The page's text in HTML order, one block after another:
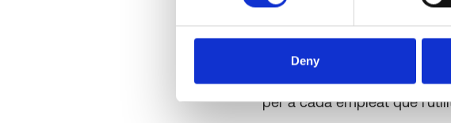
Deny
Depenent del seu
per a cada empleat que